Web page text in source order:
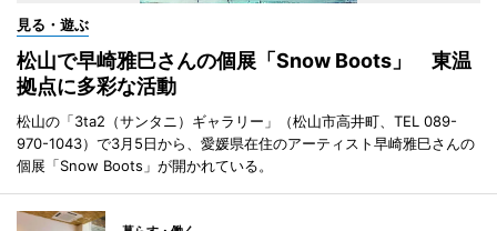
見る・遊ぶ
松山で早崎雅巳さんの個展「Snow Boots」 東温
拠点に多彩な活動
松山の「3ta2（サンタニ）ギャラリー」（松山市高井町、TEL 089-
970-1043）で3月5日から、愛媛県在住のアーティスト早崎雅巳さんの
個展「Snow Boots」が開かれている。